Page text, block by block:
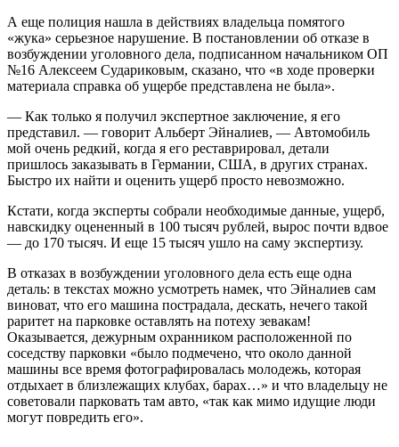
А еще полиция нашла в действиях владельца помятого
«жука» серьезное нарушение. В постановлении об отказе в
возбуждении уголовного дела, подписанном начальником ОП
№16 Алексеем Судариковым, сказано, что «в ходе проверки
материала справка об ущербе представлена не была».
— Как только я получил экспертное заключение, я его
представил. — говорит Альберт Эйналиев, — Автомобиль
мой очень редкий, когда я его реставрировал, детали
пришлось заказывать в Германии, CША, в других странах.
Быстро их найти и оценить ущерб просто невозможно.
Кстати, когда эксперты собрали необходимые данные, ущерб,
навскидку оцененный в 100 тысяч рублей, вырос почти вдвое
— до 170 тысяч. И еще 15 тысяч ушло на саму экспертизу.
В отказах в возбуждении уголовного дела есть еще одна
деталь: в текстах можно усмотреть намек, что Эйналиев сам
виноват, что его машина пострадала, дескать, нечего такой
раритет на парковке оставлять на потеху зевакам!
Оказывается, дежурным охранником расположенной по
соседству парковки «было подмечено, что около данной
машины все время фотографировалась молодежь, которая
отдыхает в близлежащих клубах, барах…» и что владельцу не
советовали парковать там авто, «так как мимо идущие люди
могут повредить его».